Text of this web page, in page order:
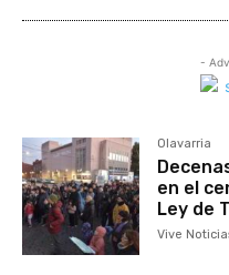
-
Olavarria
en el
Ley de
Vive